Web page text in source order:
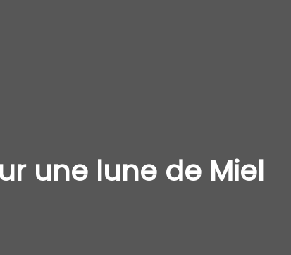
une lune de Miel